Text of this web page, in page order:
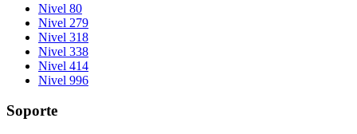
Nivel 80
Nivel 279
Nivel 318
Nivel 338
Nivel 414
Nivel 996
Soporte